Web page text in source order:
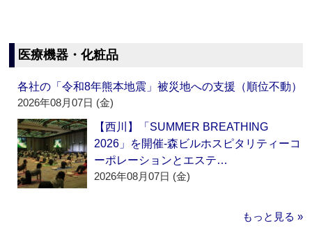
医療機器・化粧品
各社の「令和8年熊本地震」被災地への支援（順位不動）
2026年08月07日 (金)
【西川】「SUMMER BREATHING
2026」を開催‐森ビルホスピタリティーコ
ーポレーションとエステ…
2026年08月07日 (金)
もっと見る »